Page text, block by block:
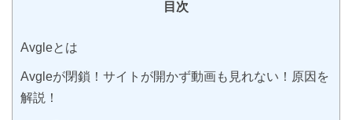
目次
Avgleとは
Avgleが閉鎖！サイトが開かず動画も見れない！原因を
解説！